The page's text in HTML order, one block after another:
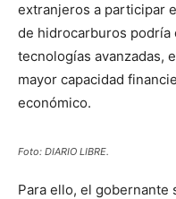
extranjeros a participar
de hidrocarburos podría
tecnologías avanzadas,
mayor capacidad
económico.
Foto: DIARIO LIBRE.
Para ello, el gobernante